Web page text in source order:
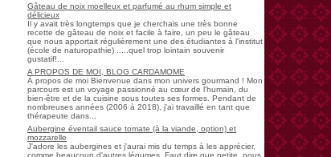
Gâteau de noix moelleux et parfumé au rhum simple et
délicieux
Il y avait très longtemps que je cherchais une très bonne
recette de gâteau de noix et facile à faire, un peu le gâteau
que nous apportait régulièrement une des étudiantes à l'institut
(école de naturopathie) .....quel trop lointain souvenir
gustatif!...
A PROPOS DE MOI, BLOG CARDAMOME
À propos de moi Bienvenue dans mon univers gourmand ! Mon
parcours est un voyage passionné au cœur de l'humain, du
bien-être et de la cuisine sous toutes ses formes. Pendant de
nombreuses années (2006 à 2018), j'ai travaillé en tant que
thérapeute dans...
Aubergine éventail sauce tomate (à la viande, option) et
mozzarelle
J'adore les aubergines et j'aurai mis du temps à les apprécier,
comme beaucoup d'autres légumes. Faut dire que petite, nous